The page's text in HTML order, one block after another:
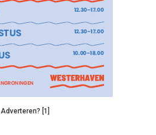
Adverteren? [1]